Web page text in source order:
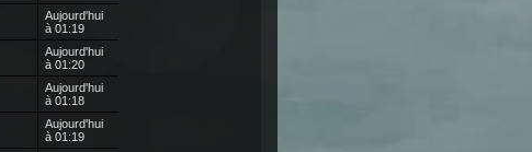
Aujourd'hui
à 01:19
Aujourd'hui
à 01:20
Aujourd'hui
à 01:18
Aujourd'hui
à 01:19